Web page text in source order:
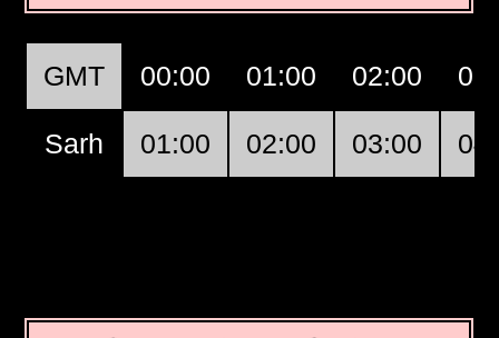
GMT 00:00 01:00 02:00
Sarh 01:00 02:00 03:00